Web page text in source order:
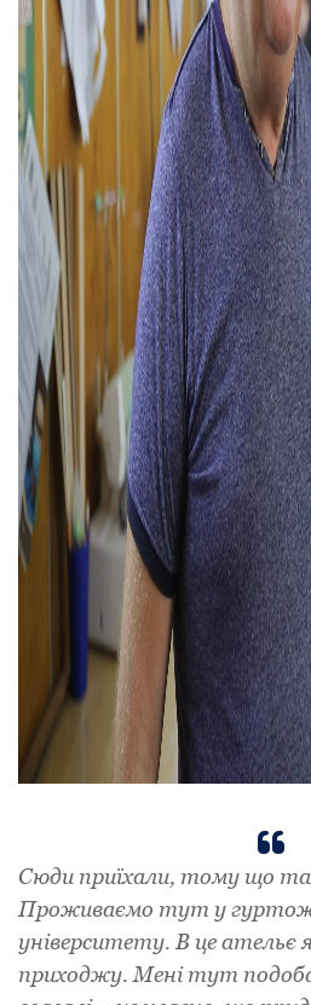
Сюди приїхали, тому що
Проживаємо тут у
університету. В це ательє
приходжу. Мені тут